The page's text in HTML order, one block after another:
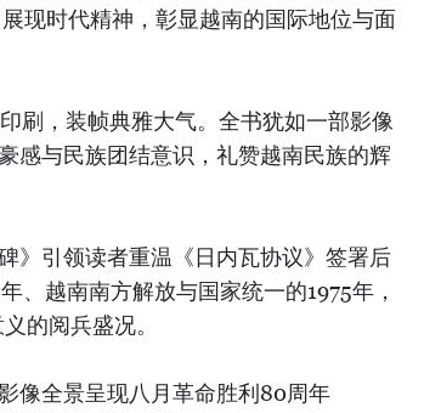
现时代精神，彰显越南的国际地位与面
刷，装帧典雅大气。全书犹如一部影像
感与民族团结意识，礼赞越南民族的辉
》引领读者重温《日内瓦协议》签署后
、越南南方解放与国家统一的1975年，
的阅兵盛况。
像全景呈现八月革命胜利80周年